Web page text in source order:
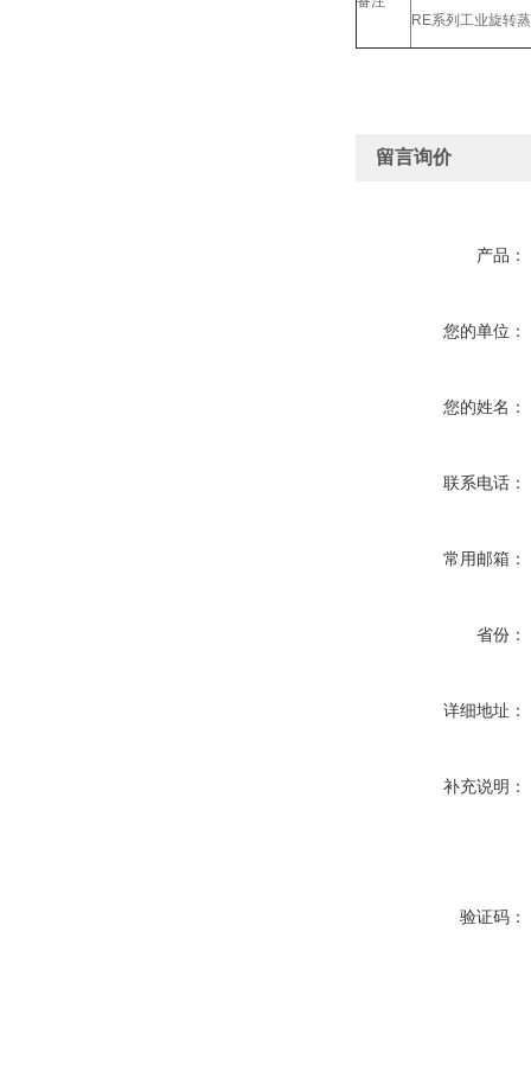
RE系列工业旋转
留言询价
产品：
您的单位：
您的姓名：
联系电话：
常用邮箱：
省份：
详细地址：
补充说明：
验证码：